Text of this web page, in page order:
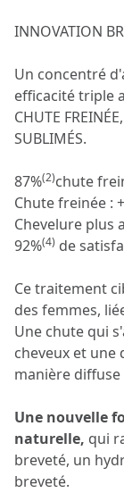
INNOVATION
Un concentré
efficacité triple
CHUTE
SUBLIMÉS.
87%(2)chute
Chute freinée :
Chevelure plus
92%(4) de
Ce traitement
des femmes,
Une chute qui
cheveux et une
manière
Une nouvelle
naturelle, qui
breveté, un
breveté.